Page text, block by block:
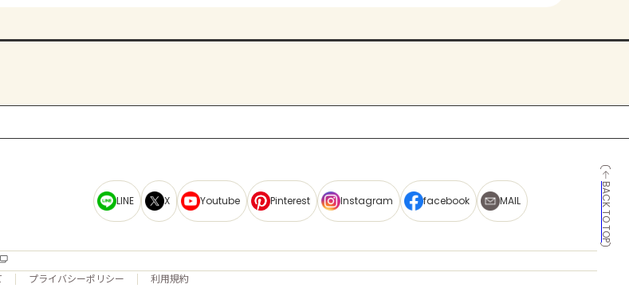
BACK TO TOP
LINE X Youtube Pinterest Instagram facebook MAIL
プライバシーポリシー 利用規約